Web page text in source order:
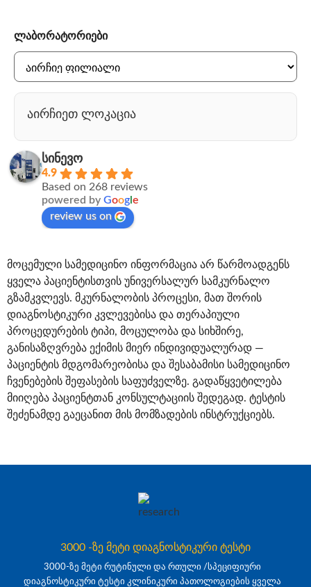
ლაბორატორიები
აირჩიეთ ლოკაცია
სინევო
4.9
Based on 268 reviews
powered by Google
review us on
მოცემული სამედიცინო ინფორმაცია არ წარმოადგენს
ყველა პაციენტისთვის უნივერსალურ სამკურნალო
გზამკვლევს. მკურნალობის პროცესი, მათ შორის
დიაგნოსტიკური კვლევებისა და თერაპიული
პროცედურების ტიპი, მოცულობა და სიხშირე,
განისაზღვრება ექიმის მიერ ინდივიდუალურად —
პაციენტის მდგომარეობისა და შესაბამისი სამედიცინო
ჩვენებების შეფასების საფუძველზე. გადაწყვეტილება
მიიღება პაციენტთან კონსულტაციის შედეგად. ტესტის
შეძენამდე გაეცანით მის მომზადების ინსტრუქციებს.
3000 -ზე მეტი დიაგნოსტიკური ტესტი
3000-ზე მეტი რუტინული და რთული /სპეციფიური
დიაგნოსტიკური ტესტი კლინიკური პათოლოგიების ყველა